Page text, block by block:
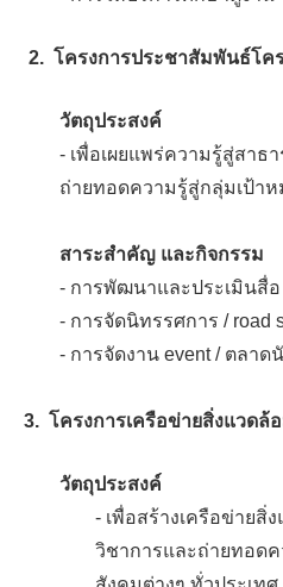
2. โครงการประชาสัมพันธ์โค
วัตถุประสงค์
- เพื่อเผยแพร่ความรู้สู่สา
ถ่ายทอดความรู้สู่กลุ่มเป้าห
สาระสำคัญ และกิจกรรม
- การพัฒนาและประเมินสื่อ
- การจัดนิทรรศการ / road
- การจัดงาน event / ตลา
3. โครงการเครือข่ายสิ่งแวดล้
วัตถุประสงค์
- เพื่อสร้างเครือข่ายสิ่
วิชาการและถ่ายทอด